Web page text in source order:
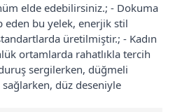
elde edebilirsiniz.; - Dokuma
eden bu yelek, enerjik stil
üretilmiştir.; - Kadın
ortamlarda rahatlıkla tercih
sergilerken, düğmeli
sağlarken, düz deseniyle